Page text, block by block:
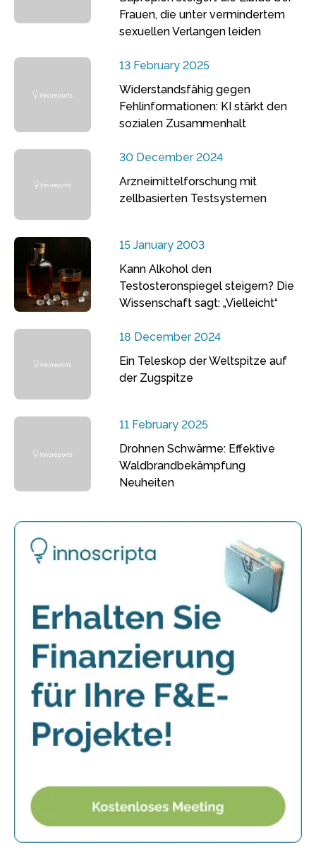
Frauen, die unter vermindertem
sexuellen Verlangen leiden
13 February 2025
Widerstandsfähig gegen
Fehlinformationen: KI stärkt den
sozialen Zusammenhalt
30 December 2024
Arzneimittelforschung mit
zellbasierten Testsystemen
15 January 2003
Kann Alkohol den
Testosteronspiegel steigern? Die
Wissenschaft sagt: „Vielleicht“
18 December 2024
Ein Teleskop der Weltspitze auf
der Zugspitze
11 February 2025
Drohnen Schwärme: Effektive
Waldbrandbekämpfung
Neuheiten